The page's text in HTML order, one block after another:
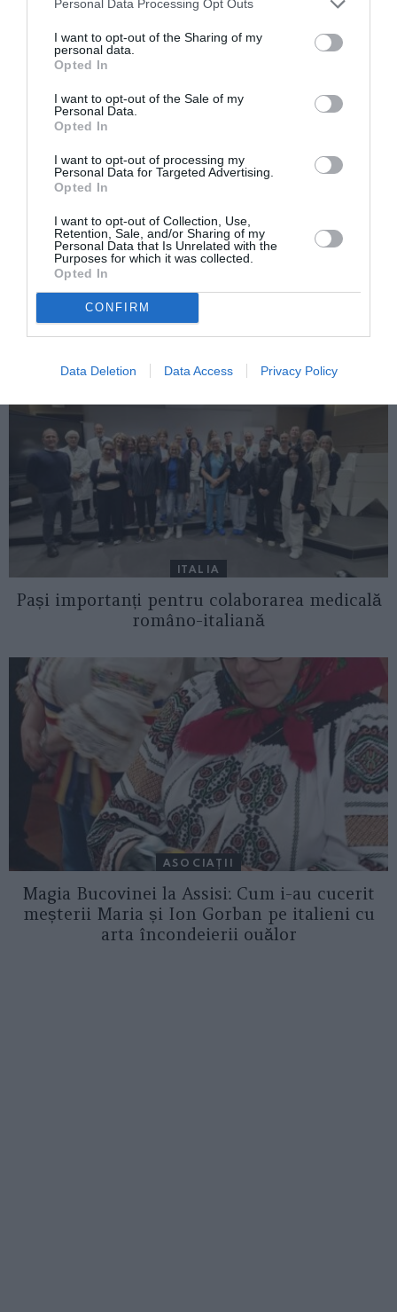
Personal Data Processing Opt Outs
I want to opt-out of the Sharing of my
personal data.
Opted In
I want to opt-out of the Sale of my
Personal Data.
Opted In
I want to opt-out of processing my
Personal Data for Targeted Advertising.
Opted In
I want to opt-out of Collection, Use,
Retention, Sale, and/or Sharing of my
Personal Data that Is Unrelated with the
Purposes for which it was collected.
Opted In
CONFIRM
Data Deletion Data Access Privacy Policy
Articolul anterior
de la Milano, asociațiile românești au
trimis scrisoare de mulțumire la Guvern
Rareș Bogdan sare la gâtul noului Consul
General de la Milano: ”Cățelușul securist”
AȚI PUTEA DORI DE
ASEMENEA
ITALIA
Pași importanți pentru colaborarea medicală
româno-italiană
ASOCIAŢII
Magia Bucovinei la Assisi: Cum i-au cucerit
meșterii Maria și Ion Gorban pe italieni cu
arta încondeierii ouălor